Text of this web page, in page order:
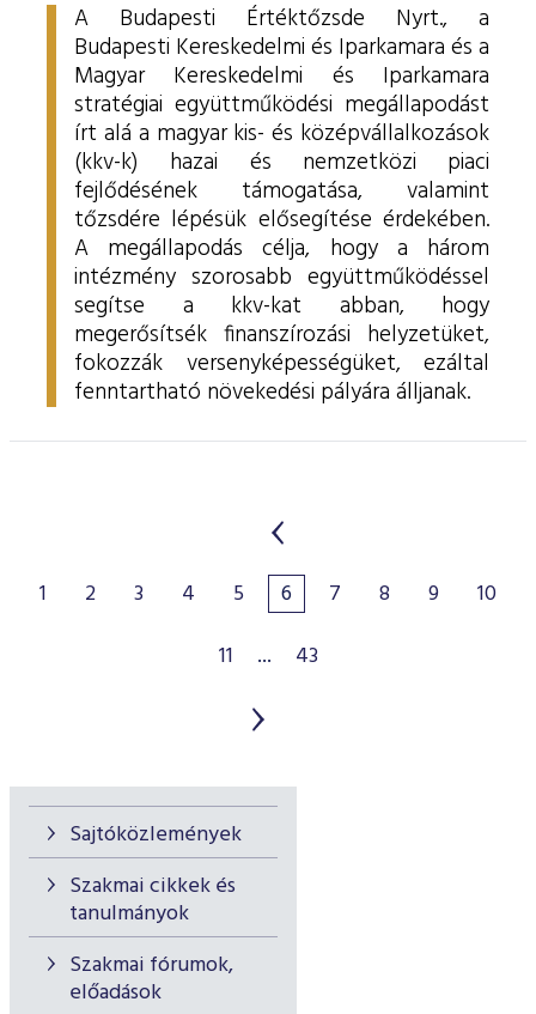
Sajtóközlemények
Szakmai cikkek és
tanulmányok
Szakmai fórumok,
előadások
A Budapesti Értéktőzsde Nyrt., a
Budapesti Kereskedelmi és Iparkamara és a
Magyar Kereskedelmi és Iparkamara
stratégiai együttműködési megállapodást
írt alá a magyar kis- és középvállalkozások
(kkv-k) hazai és nemzetközi piaci
fejlődésének támogatása, valamint
tőzsdére lépésük elősegítése érdekében.
A megállapodás célja, hogy a három
intézmény szorosabb együttműködéssel
segítse a kkv-kat abban, hogy
megerősítsék finanszírozási helyzetüket,
fokozzák versenyképességüket, ezáltal
fenntartható növekedési pályára álljanak.
1 2 3 4 5 6 7 8 9
10
11
... 43